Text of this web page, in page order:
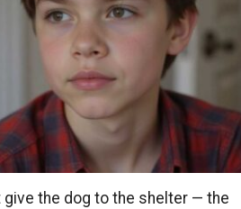
give the dog to the shelter — the